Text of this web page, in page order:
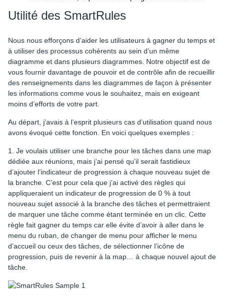
Utilité des SmartRules
Nous nous efforçons d’aider les utilisateurs à gagner du temps et
à utiliser des processus cohérents au sein d’un même
diagramme et dans plusieurs diagrammes. Notre objectif est de
vous fournir davantage de pouvoir et de contrôle afin de recueillir
des renseignements dans les diagrammes de façon à présenter
les informations comme vous le souhaitez, mais en exigeant
moins d’efforts de votre part.
Au départ, j’avais à l’esprit plusieurs cas d’utilisation quand nous
avons évoqué cette fonction. En voici quelques exemples :
1. Je voulais utiliser une branche pour les tâches dans une map
dédiée aux réunions, mais j’ai pensé qu’il serait fastidieux
d’ajouter l’indicateur de progression à chaque nouveau sujet de
la branche. C’est pour cela que j’ai activé des règles qui
appliqueraient un indicateur de progression de 0 % à tout
nouveau sujet associé à la branche des tâches et permettraient
de marquer une tâche comme étant terminée en un clic. Cette
règle fait gagner du temps car elle évite d’avoir à aller dans le
menu du ruban, de changer de menu pour afficher le menu
d’accueil ou ceux des tâches, de sélectionner l’icône de
progression, puis de revenir à la map… à chaque nouvel ajout de
tâche.